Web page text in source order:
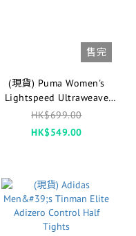
售完
(現貨) Puma Women's
Lightspeed Ultraweave
Singlet - Showtime Limited
Color
HK$699.00
HK$549.00